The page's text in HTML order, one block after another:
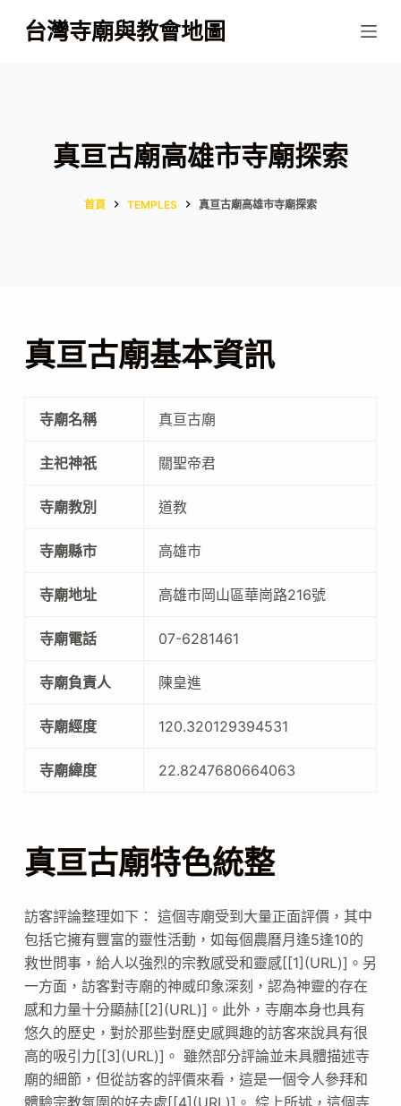
跳
至
台灣寺廟與教會地圖
真亘古廟高雄市寺廟探索
首頁 TEMPLES 真亘古廟高雄市寺廟探索
真亘古廟基本資訊
寺廟名稱 真亘古廟
主祀神祇 關聖帝君
寺廟教別 道教
寺廟縣市 高雄市
寺廟地址 高雄市岡山區華崗路216號
寺廟電話 07-6281461
寺廟負責人 陳皇進
寺廟經度 120.320129394531
寺廟緯度 22.8247680664063
真亘古廟特色統整
訪客評論整理如下： 這個寺廟受到大量正面評價，其中
包括它擁有豐富的靈性活動，如每個農曆月逢5逢10的
救世問事，給人以強烈的宗教感受和靈感[[1](URL)]。另
一方面，訪客對寺廟的神威印象深刻，認為神靈的存在
感和力量十分顯赫[[2](URL)]。此外，寺廟本身也具有
悠久的歷史，對於那些對歷史感興趣的訪客來說具有很
高的吸引力[[3](URL)]。 雖然部分評論並未具體描述寺
廟的細節，但從訪客的評價來看，這是一個令人參拜和
體驗宗教氛圍的好去處[[4](URL)]。 綜上所述，這個寺